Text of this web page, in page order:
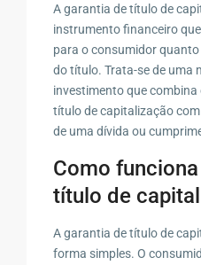
A garantia de título de
instrumento financeiro
para o consumidor
do título. Trata-se de uma
investimento que
título de capitalização
de uma dívida ou
Como
título de
A garantia de título de
forma simples. O